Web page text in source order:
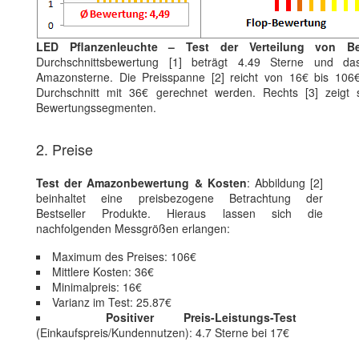
LED Pflanzenleuchte – Test der Verteilung von
Durchschnittsbewertung [1] beträgt 4.49 Sterne und
Amazonsterne. Die Preisspanne [2] reicht von 16€ bis
Durchschnitt mit 36€ gerechnet werden. Rechts [3]
Bewertungssegmenten.
2. Preise
Test der Amazonbewertung & Kosten: Abbildung [2]
beinhaltet eine preisbezogene Betrachtung der
Bestseller Produkte. Hieraus lassen sich die
nachfolgenden Messgrößen erlangen:
Maximum des Preises: 106€
Mittlere Kosten: 36€
Minimalpreis: 16€
Varianz im Test: 25.87€
Positiver Preis-Leistungs-Test
(Einkaufspreis/Kundennutzen): 4.7 Sterne bei 17€